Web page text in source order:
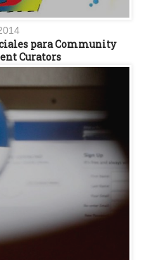
para Community
Curators